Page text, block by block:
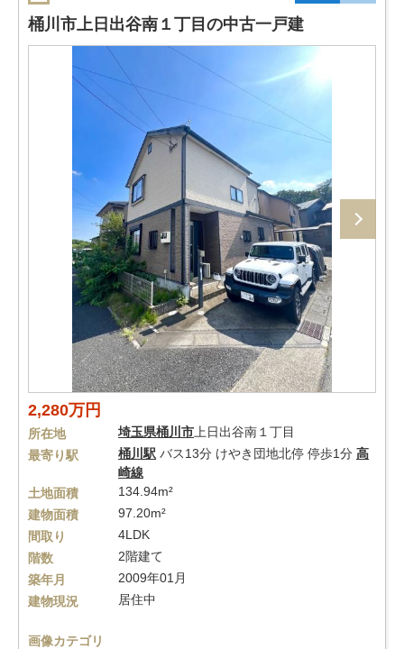
桶川市上日出谷南１丁目の中古一戸建
2,280万円
所在地 埼玉県桶川市 上日出谷南１丁目
最寄り駅
桶川駅 バス13分 けやき団地北停 停歩1分 高
崎線
土地面積
134.94m²
建物面積
97.20m²
間取り
4LDK
階数
2階建て
築年月
2009年01月
建物現況
居住中
画像カテゴリ